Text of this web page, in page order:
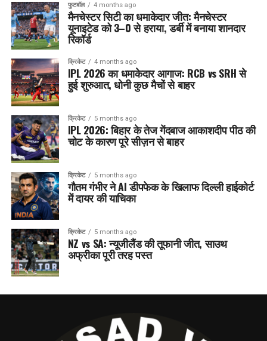
फुटबॉल 4 months ago
मैनचेस्टर सिटी का धमाकेदार जीत: मैनचेस्टर
यूनाइटेड को 3–0 से हराया, डर्बी में बनाया शानदार
रिकॉर्ड
क्रिकेट 4 months ago
IPL 2026 का धमाकेदार आगाज: RCB vs SRH से
हुई शुरुआत, धोनी कुछ मैचों से बाहर
क्रिकेट 5 months ago
IPL 2026: बिहार के तेज गेंदबाज आकाशदीप पीठ की
चोट के कारण पूरे सीज़न से बाहर
क्रिकेट 5 months ago
गौतम गंभीर ने AI डीपफेक के खिलाफ दिल्ली हाईकोर्ट
में दायर की याचिका
क्रिकेट 5 months ago
NZ vs SA: न्यूजीलैंड की तूफानी जीत, साउथ
अफ्रीका पूरी तरह पस्त